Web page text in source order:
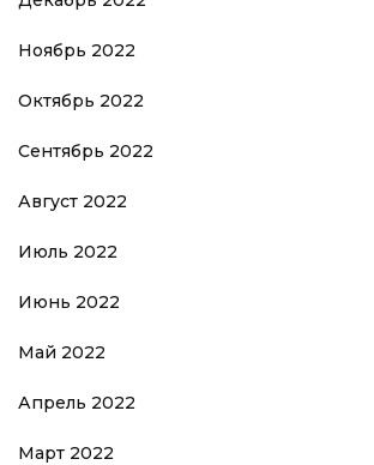
Ноябрь 2022
Октябрь 2022
Сентябрь 2022
Август 2022
Июль 2022
Июнь 2022
Май 2022
Апрель 2022
Март 2022